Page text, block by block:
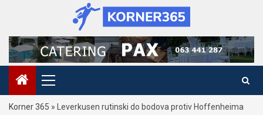
content
Primary
Menu
Korner 365 » Leverkusen rutinski do bodova protiv Hoffenheima